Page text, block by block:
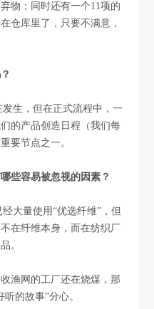
物；同时还有一个11项的
仓库里了，只要不满意，
生，但在正式流程中，一
的产品创造日程（我们每
要节点之一。
些容易被忽视的因素？
大量使用“优选纤维”，但
在纤维本身，而在纺织厂
。
渔网的工厂还在烧煤，那
的故事”分心。